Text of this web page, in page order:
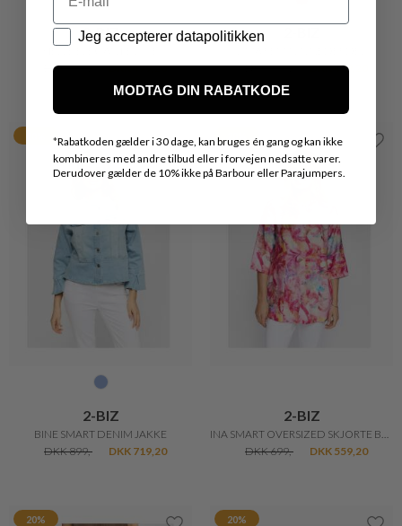
2-BIZ
DKK 599,-
DKK 479,20
DKK 599,-
DKK 479,20
2-BIZ
BINE SMART DENIM JAKKE
DKK 899,-
DKK 719,20
2-BIZ
DKK 699,-
DKK 559,20
20% 20%
Datapolitik
Jeg accepterer datapolitikken
MODTAG DIN RABATKODE
*Rabatkoden gælder i 30 dage, kan bruges én gang og kan ikke
kombineres med andre tilbud eller i forvejen nedsatte varer.
Derudover gælder de 10% ikke på Barbour eller Parajumpers.